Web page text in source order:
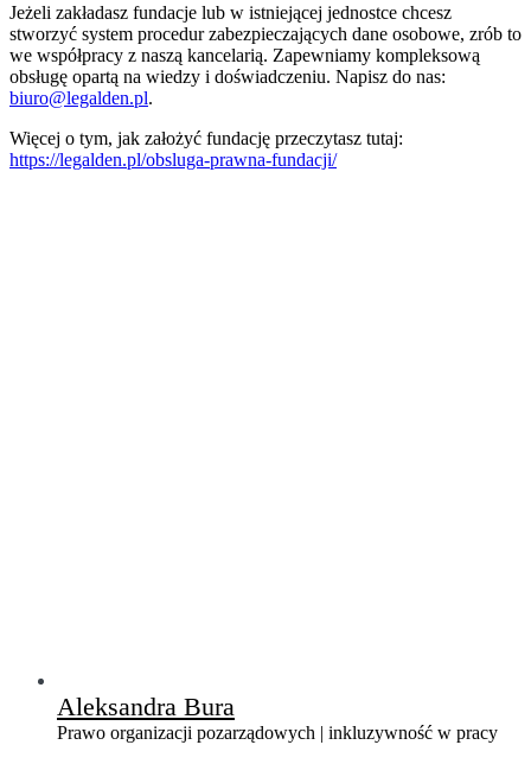
Jeżeli zakładasz fundacje lub w istniejącej jednostce chcesz
stworzyć system procedur zabezpieczających dane osobowe, zrób to
we współpracy z naszą kancelarią. Zapewniamy kompleksową
obsługę opartą na wiedzy i doświadczeniu. Napisz do nas:
biuro@legalden.pl.
Więcej o tym, jak założyć fundację przeczytasz tutaj:
https://legalden.pl/obsluga-prawna-fundacji/
Aleksandra Bura
Prawo organizacji pozarządowych | inkluzywność w pracy